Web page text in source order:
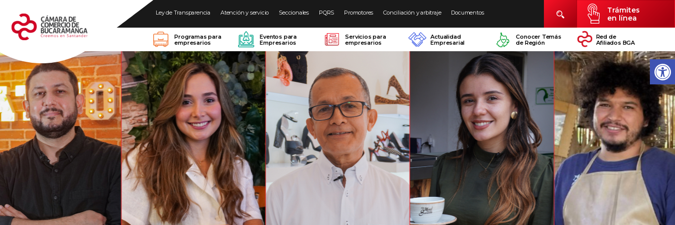
Ley de Transparencia Atención y servicio Seccionales PQRS Promotores Conciliación y arbitraje Documentos
Trámites
en línea
Programas para
empresarios
Eventos para
Empresarios
Servicios para
empresarios
Actualidad
Empresarial
Conocer Temás
de Región
Red de
Afiliados BGA